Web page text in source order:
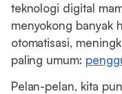
teknologi digital
menyokong banyak
otomatisasi,
paling umum:
Pelan-pelan, kita